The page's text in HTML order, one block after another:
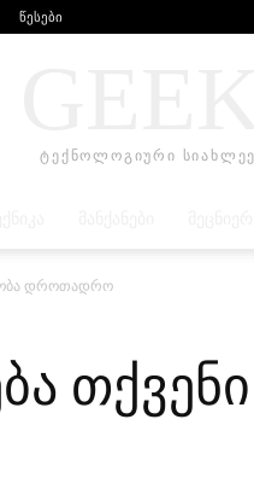
წესები
ტექნოლოგიური
დროთადრო